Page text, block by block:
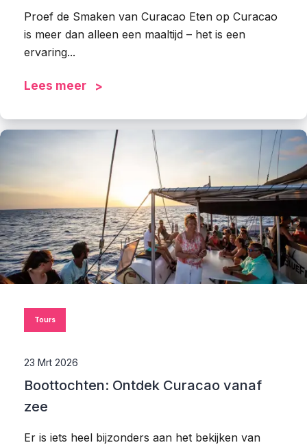
Proef de Smaken van Curacao Eten op Curacao
is meer dan alleen een maaltijd – het is een
ervaring...
Lees meer
Tours
23 Mrt 2026
Boottochten: Ontdek Curacao vanaf
zee
Er is iets heel bijzonders aan het bekijken van